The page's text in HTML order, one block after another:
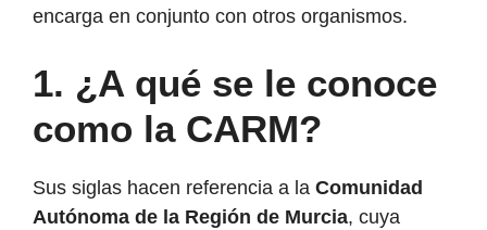
encarga en conjunto con otros organismos.
1. ¿A qué se le conoce
como la CARM?
Sus siglas hacen referencia a la Comunidad
Autónoma de la Región de Murcia, cuya